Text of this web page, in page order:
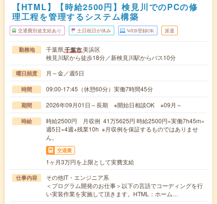
【HTML】【時給2500円】検見川でのPCの修
理工程を管理するシステム構築
交通費別途支給あり 土日祝日が休み WEB登録OK 派遣
勤務地 千葉県千葉市美浜区
検見川駅から徒歩18分／新検見川駅からバス10分
曜日頻度 月～金／週5日
時間 09:00-17:45（休憩60分）実働7時間45分
期間 2026年09月01日～長期 ※開始日相談OK ※09月～
時給
時給2500円 月収例 41万5625円 時給2500円×実働7h45m×
週5日×4週+残業10h ※月収例を保証するものではありませ
ん。
交通費
1ヶ月3万円を上限として実費支給
仕事内容
その他IT・エンジニア系
＜プログラム開発のお仕事＞以下の言語でコーディングを行
い実装作業を実施して頂きます。HTML：ホーム…